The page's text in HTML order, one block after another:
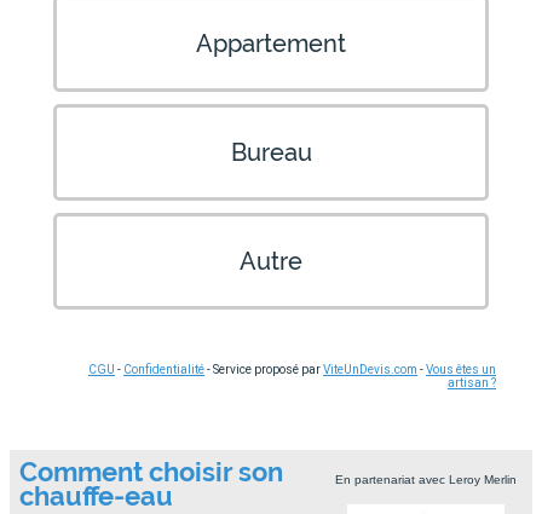
Appartement
Bureau
Autre
CGU - Confidentialité- Service proposé parViteUnDevis.com -Vous êtes un
artisan ?
En partenariat avec Leroy Merlin
Comment choisir son
chauffe-eau